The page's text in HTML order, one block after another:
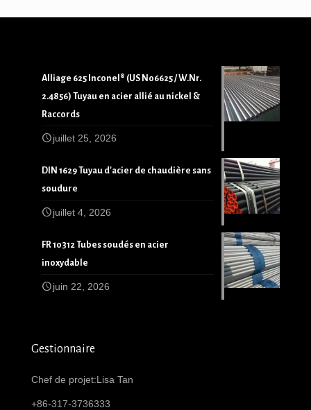
Alliage 625 Inconel® (US N06625 / W.Nr.
2.4856) Tuyau en acier allié au nickel &
Raccords
juillet 25, 2026
DIN 1629 Tuyau d'acier de chaudière sans
soudure
juillet 4, 2026
FR 10312 Tubes soudés en acier
inoxydable
juin 22, 2026
Gestionnaire
Chef de projet:Lisa Tan
+86-317-3736333